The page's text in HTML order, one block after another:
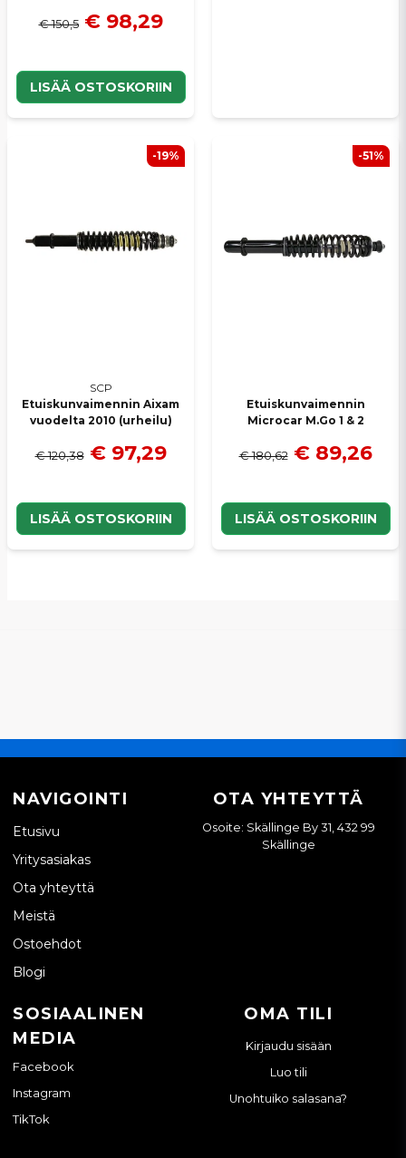
€ 150,5 € 98,29
LISÄÄ OSTOSKORIIN
SCP
Etuiskunvaimennin Aixam
vuodelta 2010 (urheilu)
€ 120,38 € 97,29
LISÄÄ OSTOSKORIIN
-19%
Etuiskunvaimennin
Microcar M.Go 1 & 2
€ 180,62 € 89,26
LISÄÄ OSTOSKORIIN
-51%
NAVIGOINTI
Etusivu
Yritysasiakas
Ota yhteyttä
Meistä
Ostoehdot
Blogi
OTA YHTEYTTÄ
Osoite: Skällinge By 31, 432 99
Skällinge
SOSIAALINEN
MEDIA
Facebook
Instagram
TikTok
OMA TILI
Kirjaudu sisään
Luo tili
Unohtuiko salasana?